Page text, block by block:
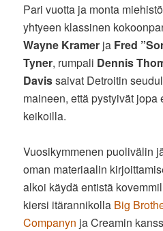
Pari vuotta ja monta
yhtyeen klassinen
Wayne Kramer ja Fred
Tyner, rumpali Dennis
Davissaivat Detroitin
maineen, että pystyivät jopa
keikoilla.
Vuosikymmenen puolivälin
oman materiaalin
alkoi käydä entistä
kiersi itärannikolla Big
Companyn ja Creamin